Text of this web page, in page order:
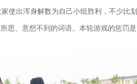
使出浑身解数为自己小组胜利，不少比
思、意想不到的词语。本轮游戏的惩罚